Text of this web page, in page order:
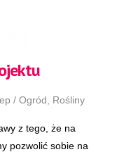
/ Ogród, Rośliny
z tego, że na
pozwolić sobie na